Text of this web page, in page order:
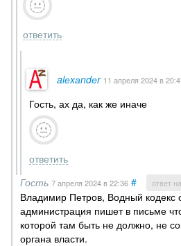
ответить
alеxаndеr 11 апреля 2024в
Гость, ах да, как же иначе
ответить
Гость 7 апреля 2024в 22:36 # ответ
Владимир Петров, Водный кодекс
администрация пишет в письме
которой там быть не должно, не
органа власти.